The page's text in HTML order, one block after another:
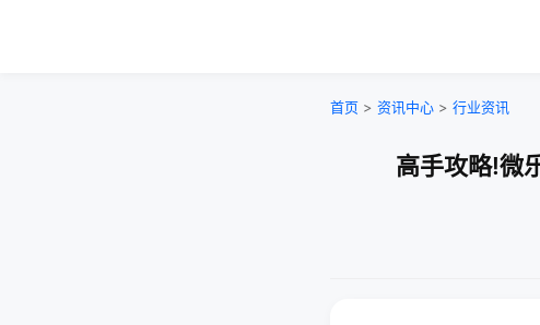
首页 > 资讯中心 > 行业资讯
高手攻略!微